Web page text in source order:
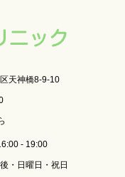
天神橋8-9-10
- 19:00
・日曜日・祝日